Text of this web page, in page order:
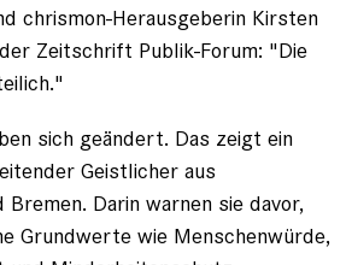
chrismon-Herausgeberin Kirsten
Zeitschrift Publik-Forum: "Die
sich geändert. Das zeigt ein
Geistlicher aus
Bremen. Darin warnen sie davor,
Grundwerte wie Menschenwürde,